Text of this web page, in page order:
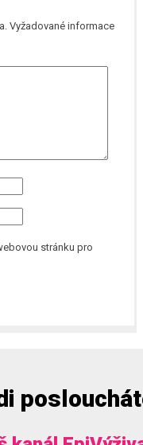
Vyžadované informace
stránku pro